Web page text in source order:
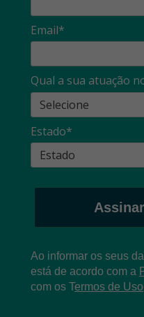
Email*
Qual a sua atuação
Estado*
Ao informar os seus
está de acordo com a
com os Termos de Uso